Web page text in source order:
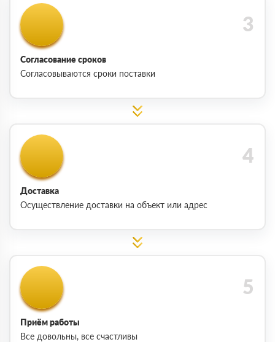
Согласование сроков
Согласовываются сроки поставки
Доставка
Осуществление доставки на объект или адрес
Приём работы
Все довольны, все счастливы